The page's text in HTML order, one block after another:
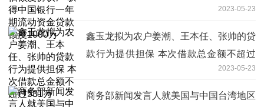
2023-05-23
鑫玉龙拟为农户姜潮、王本任、张帅的贷
款行为提供担保 本次借款总金额不超过
2023-05-23
商务部新闻发言人就美国与中国台湾地区